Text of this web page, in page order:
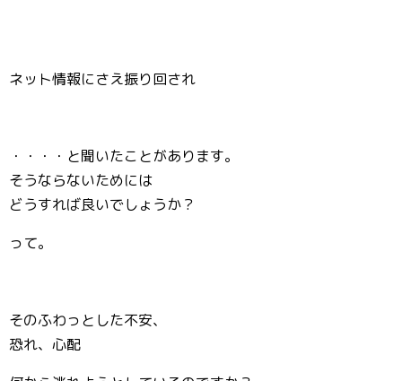
ネット情報にさえ振り回され
・・・・と聞いたことがあります。
そうならないためには
どうすれば良いでしょうか？
って。
そのふわっとした不安、
恐れ、心配